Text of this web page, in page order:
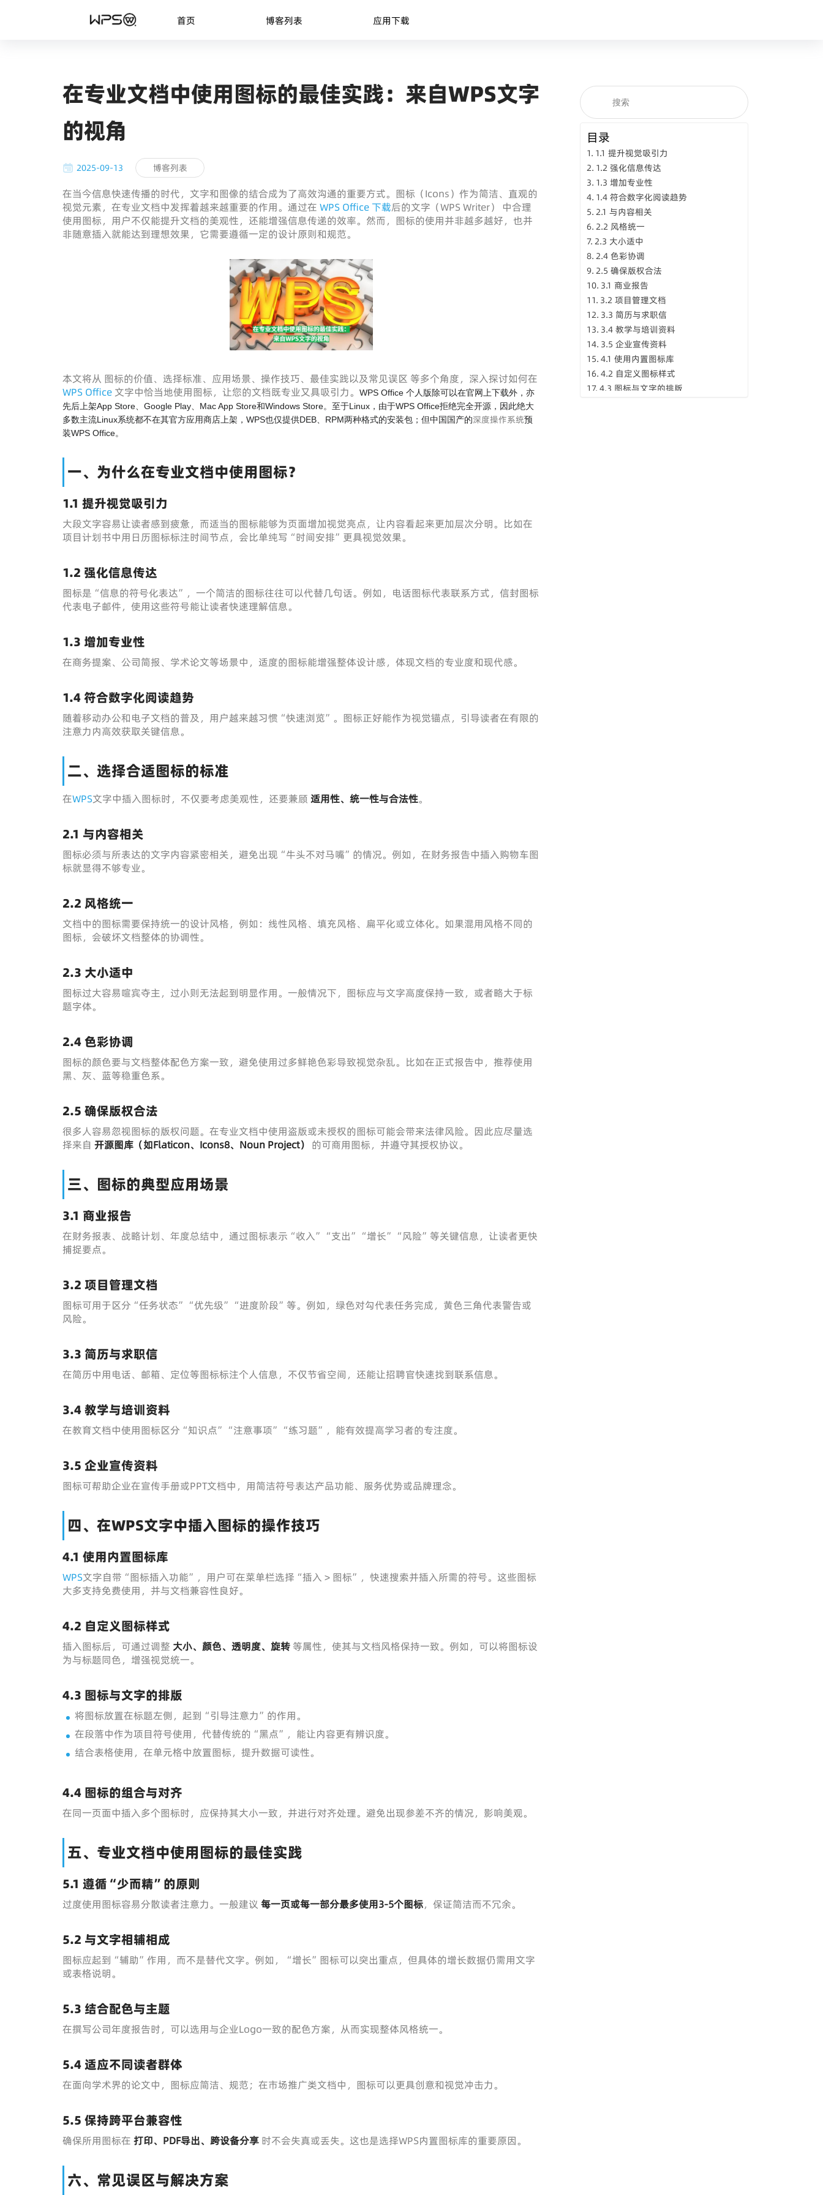
首页 博客列表 应用下载
在专业文档中使用图标的最佳实践：来自WPS文字
的视角
2025-09-13 博客列表
在当今信息快速传播的时代，文字和图像的结合成为了高效沟通的重要方式。图标（Icons）作为简洁、直观的
视觉元素，在专业文档中发挥着越来越重要的作用。通过在 WPS Office 下载后的文字（WPS Writer） 中合理
使用图标，用户不仅能提升文档的美观性，还能增强信息传递的效率。然而，图标的使用并非越多越好，也并
非随意插入就能达到理想效果，它需要遵循一定的设计原则和规范。
本文将从 图标的价值、选择标准、应用场景、操作技巧、最佳实践以及常见误区 等多个角度，深入探讨如何在
WPS Office 文字中恰当地使用图标，让您的文档既专业又具吸引力。
WPS Office 个人版除可以在官网上下载外，亦
先后上架App Store、Google Play、Mac App Store和Windows Store。至于Linux，由于WPS Office拒绝完全开源，因此绝大
多数主流Linux系统都不在其官方应用商店上架，WPS也仅提供DEB、RPM两种格式的安装包；但中国国产的深度操作系统预
装WPS Office。
一、为什么在专业文档中使用图标？
1.1 提升视觉吸引力
大段文字容易让读者感到疲惫，而适当的图标能够为页面增加视觉亮点，让内容看起来更加层次分明。比如在
项目计划书中用日历图标标注时间节点，会比单纯写“时间安排”更具视觉效果。
1.2 强化信息传达
图标是“信息的符号化表达”，一个简洁的图标往往可以代替几句话。例如，电话图标代表联系方式，信封图标
代表电子邮件，使用这些符号能让读者快速理解信息。
1.3 增加专业性
在商务提案、公司简报、学术论文等场景中，适度的图标能增强整体设计感，体现文档的专业度和现代感。
1.4 符合数字化阅读趋势
随着移动办公和电子文档的普及，用户越来越习惯“快速浏览”。图标正好能作为视觉锚点，引导读者在有限的
注意力内高效获取关键信息。
二、选择合适图标的标准
在WPS文字中插入图标时，不仅要考虑美观性，还要兼顾 适用性、统一性与合法性。
2.1 与内容相关
图标必须与所表达的文字内容紧密相关，避免出现“牛头不对马嘴”的情况。例如，在财务报告中插入购物车图
标就显得不够专业。
2.2 风格统一
文档中的图标需要保持统一的设计风格，例如：线性风格、填充风格、扁平化或立体化。如果混用风格不同的
图标，会破坏文档整体的协调性。
2.3 大小适中
图标过大容易喧宾夺主，过小则无法起到明显作用。一般情况下，图标应与文字高度保持一致，或者略大于标
题字体。
2.4 色彩协调
图标的颜色要与文档整体配色方案一致，避免使用过多鲜艳色彩导致视觉杂乱。比如在正式报告中，推荐使用
黑、灰、蓝等稳重色系。
2.5 确保版权合法
很多人容易忽视图标的版权问题。在专业文档中使用盗版或未授权的图标可能会带来法律风险。因此应尽量选
择来自 开源图库（如Flaticon、Icons8、Noun Project） 的可商用图标，并遵守其授权协议。
三、图标的典型应用场景
3.1 商业报告
在财务报表、战略计划、年度总结中，通过图标表示“收入”“支出”“增长”“风险”等关键信息，让读者更快
捕捉要点。
3.2 项目管理文档
图标可用于区分“任务状态”“优先级”“进度阶段”等。例如，绿色对勾代表任务完成，黄色三角代表警告或
风险。
3.3 简历与求职信
在简历中用电话、邮箱、定位等图标标注个人信息，不仅节省空间，还能让招聘官快速找到联系信息。
3.4 教学与培训资料
在教育文档中使用图标区分“知识点”“注意事项”“练习题”，能有效提高学习者的专注度。
3.5 企业宣传资料
图标可帮助企业在宣传手册或PPT文档中，用简洁符号表达产品功能、服务优势或品牌理念。
四、在WPS文字中插入图标的操作技巧
4.1 使用内置图标库
WPS文字自带“图标插入功能”，用户可在菜单栏选择“插入 > 图标”，快速搜索并插入所需的符号。这些图标
大多支持免费使用，并与文档兼容性良好。
4.2 自定义图标样式
插入图标后，可通过调整 大小、颜色、透明度、旋转等属性，使其与文档风格保持一致。例如，可以将图标设
为与标题同色，增强视觉统一。
4.3 图标与文字的排版
将图标放置在标题左侧，起到“引导注意力”的作用。
在段落中作为项目符号使用，代替传统的“黑点”，能让内容更有辨识度。
结合表格使用，在单元格中放置图标，提升数据可读性。
4.4 图标的组合与对齐
在同一页面中插入多个图标时，应保持其大小一致，并进行对齐处理。避免出现参差不齐的情况，影响美观。
五、专业文档中使用图标的最佳实践
5.1 遵循“少而精”的原则
过度使用图标容易分散读者注意力。一般建议 每一页或每一部分最多使用3-5个图标，保证简洁而不冗余。
5.2 与文字相辅相成
图标应起到“辅助”作用，而不是替代文字。例如，“增长”图标可以突出重点，但具体的增长数据仍需用文字
或表格说明。
5.3 结合配色与主题
在撰写公司年度报告时，可以选用与企业Logo一致的配色方案，从而实现整体风格统一。
5.4 适应不同读者群体
在面向学术界的论文中，图标应简洁、规范；在市场推广类文档中，图标可以更具创意和视觉冲击力。
5.5 保持跨平台兼容性
确保所用图标在 打印、PDF导出、跨设备分享 时不会失真或丢失。这也是选择WPS内置图标库的重要原因。
六、常见误区与解决方案
目录
1.1 提升视觉吸引力
1.2 强化信息传达
1.3 增加专业性
1.4 符合数字化阅读趋势
2.1 与内容相关
2.2 风格统一
2.3 大小适中
2.4 色彩协调
2.5 确保版权合法
3.1 商业报告
3.2 项目管理文档
3.3 简历与求职信
3.4 教学与培训资料
3.5 企业宣传资料
4.1 使用内置图标库
4.2 自定义图标样式
4.3 图标与文字的排版